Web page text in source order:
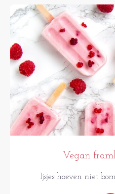
Vegan
Ijsjes hoeven niet